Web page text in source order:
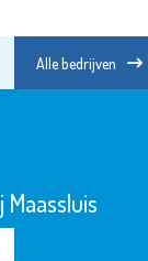
Alle bedrijven
Maassluis